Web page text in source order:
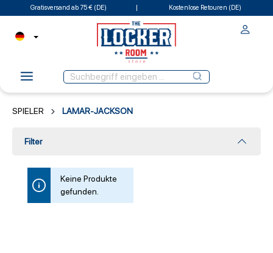
Gratisversand ab 75 € (DE) Kostenlose Retouren (DE)
SPIELER LAMAR-JACKSON
Filter
Keine Produkte
gefunden.